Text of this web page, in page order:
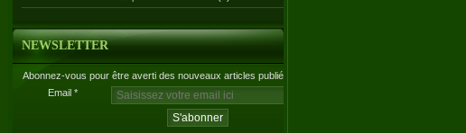
NEWSLETTER
Abonnez-vous pour être averti des nouveaux articles publiés.
Email